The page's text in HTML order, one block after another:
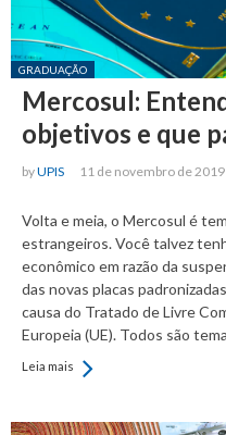
Posted in:
GRADUAÇÃO
Mercosul:
objetivos e que
byUPIS 11 de novembro de 2019
Volta e meia, o Mercosul é
estrangeiros. Você talvez
econômico em razão da
das novas placas
causa do Tratado de Livre
Europeia (UE). Todos são
Leia mais